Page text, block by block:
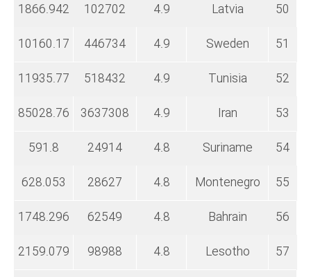
50
Latvia
4.9
102702
1866.942
51
Sweden
4.9
446734
10160.17
52
Tunisia
4.9
518432
11935.77
53
Iran
4.9
3637308
85028.76
54
Suriname
4.8
24914
591.8
55
Montenegro
4.8
28627
628.053
56
Bahrain
4.8
62549
1748.296
57
Lesotho
4.8
98988
2159.079